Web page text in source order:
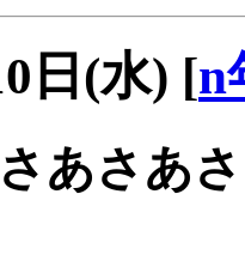
日(水) [n
あさあ